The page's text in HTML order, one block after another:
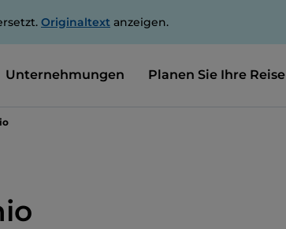
Originaltext anzeigen.
Unternehmungen Planen Sie Ihre Reise